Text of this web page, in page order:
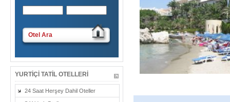
Otel Ara
YURTIÇI TATIL OTELLERI
24 Saat Herşey Dahil Oteller